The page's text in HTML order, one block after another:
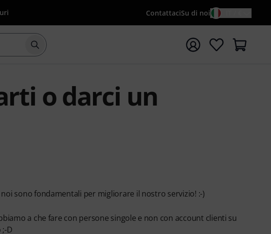
ContattaciSu di noi
Avviare la ricerca con il termine di ricerca {searchTerm}
o darci un
sono fondamentali per migliorare il nostro servizio! :-)
a che fare con persone singole e non con account clienti su
D